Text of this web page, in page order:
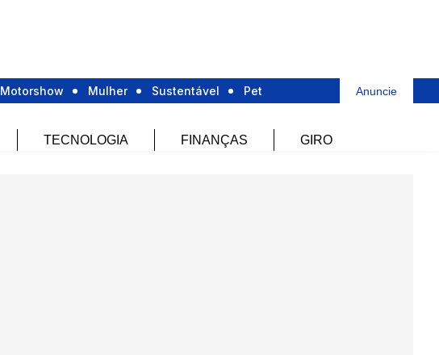
Motorshow Mulher Sustentável Pet Anuncie
TECNOLOGIA FINANÇAS GIRO